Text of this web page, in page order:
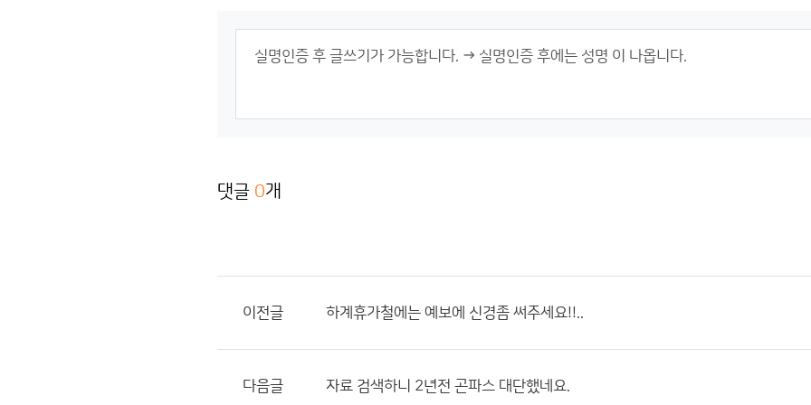
댓글 0개
이전글 하계휴가철에는 예보에 신경좀 써주세요!!..
다음글 자료 검색하니 2년전 곤파스 대단했네요.